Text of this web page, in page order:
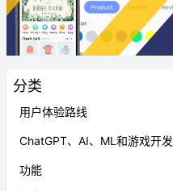
分类
用户体验路线
ChatGPT、AI、ML和游戏开发
功能